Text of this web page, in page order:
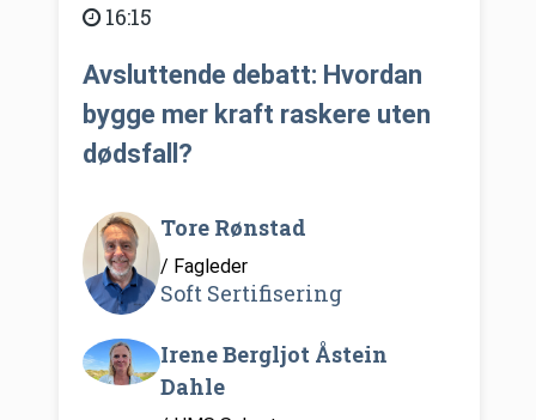
16:15
Avsluttende debatt: Hvordan
bygge mer kraft raskere uten
dødsfall?
Tore Rønstad
/ Fagleder
Soft Sertifisering
Irene Bergljot Åstein
Dahle